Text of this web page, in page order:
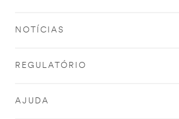
NOTÍCIAS
REGULATÓRIO
AJUDA